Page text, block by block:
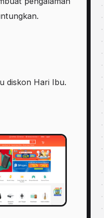
diskon Hari Ibu.